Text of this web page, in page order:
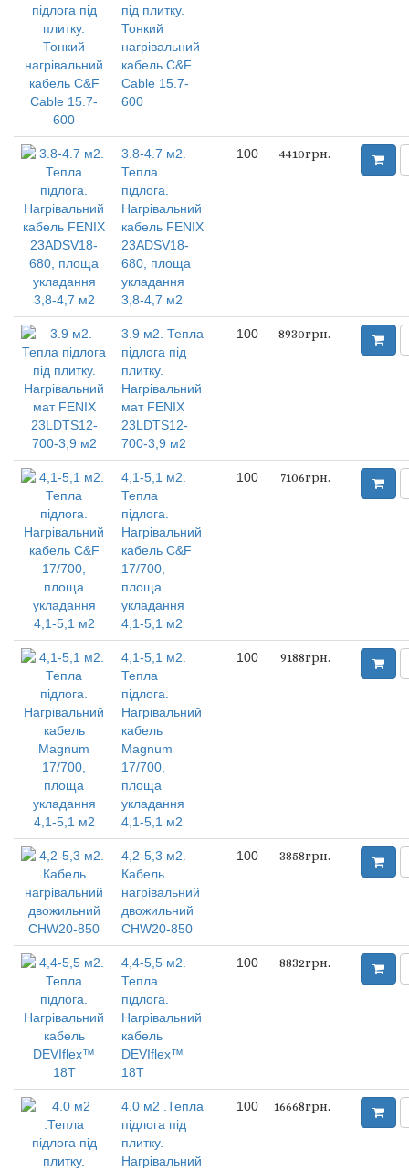
під плитку.
Тонкий
нагрівальний
кабель C&F
Cable 15.7-
600
3.8-4.7 м2.
Тепла
підлога.
Нагрівальний
кабель FENIX
23ADSV18-
680, площа
укладання
3,8-4,7 м2
100 4410грн.
3.9 м2. Тепла
підлога під
плитку.
Нагрівальний
мат FENIX
23LDTS12-
700-3,9 м2
100 8930грн.
4,1-5,1 м2.
Тепла
підлога.
Нагрівальний
кабель C&F
17/700,
площа
укладання
4,1-5,1 м2
100 7106грн.
4,1-5,1 м2.
Тепла
підлога.
Нагрівальний
кабель
Magnum
17/700,
площа
укладання
4,1-5,1 м2
100 9188грн.
4,2-5,3 м2.
Кабель
нагрівальний
двожильний
CHW20-850
100 3858грн.
4,4-5,5 м2.
Тепла
підлога.
Нагрівальний
кабель
DEVIflex™
18Т
100 8832грн.
4.0 м2 .Тепла
підлога під
плитку.
Нагрівальний
100 16668грн.